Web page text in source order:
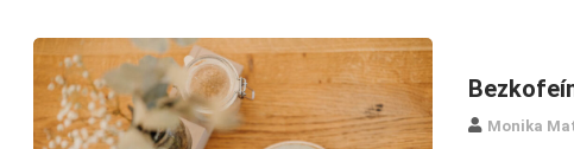
Monika